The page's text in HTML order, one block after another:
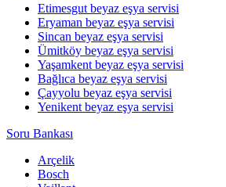
Etimesgut beyaz eşya servisi
Eryaman beyaz eşya servisi
Sincan beyaz eşya servisi
Ümitköy beyaz eşya servisi
Yaşamkent beyaz eşya servisi
Bağlıca beyaz eşya servisi
Çayyolu beyaz eşya servisi
Yenikent beyaz eşya servisi
Soru Bankası
Arçelik
Bosch